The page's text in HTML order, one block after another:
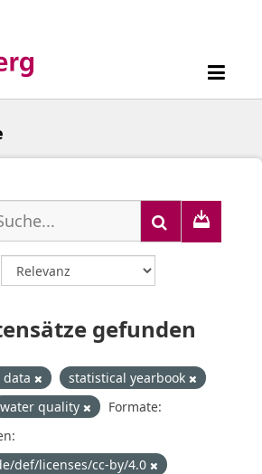
gefunden
statistical yearbook
water quality
Formate:
def/licenses/cc-by/4.0